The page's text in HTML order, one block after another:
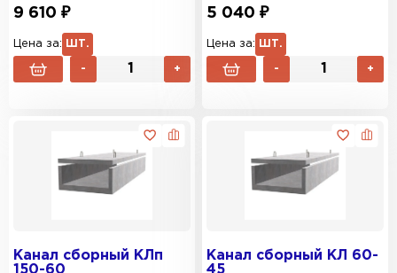
9 610 ₽
Цена за: ШТ.
- +
5 040 ₽
Цена за: ШТ.
- +
Канал сборный КЛп
150-60
Канал сборный КЛ 60-
45